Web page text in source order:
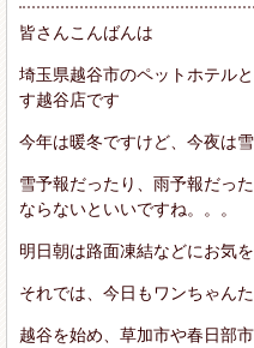
皆さんこんばんは
埼玉県越谷市のペットホテル
す越谷店です
今年は暖冬ですけど、今夜は
雪予報だったり、雨予報だっ
ならないといいですね。。。
明日朝は路面凍結などにお気を
それでは、今日もワンちゃん
越谷を始め、草加市や春日部